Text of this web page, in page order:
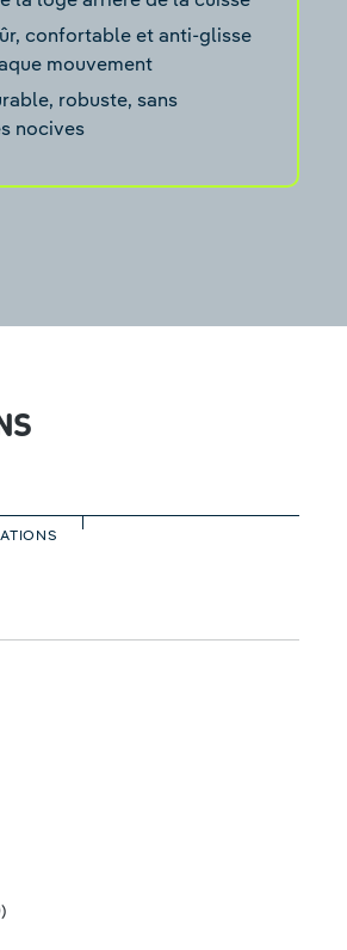
confortable et anti-glisse
mouvement
robuste, sans
nocives
5 sur 5 étoiles